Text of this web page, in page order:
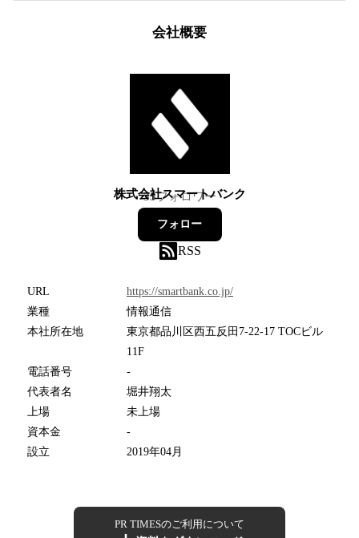
会社概要
株式会社スマートバンク
35フォロワー
フォロー
RSS
URL
https://smartbank.co.jp/
業種
情報通信
本社所在地
東京都品川区西五反田7-22-17 TOCビル
11F
電話番号
-
代表者名
堀井翔太
上場
未上場
資本金
-
設立
2019年04月
PR TIMESのご利用について